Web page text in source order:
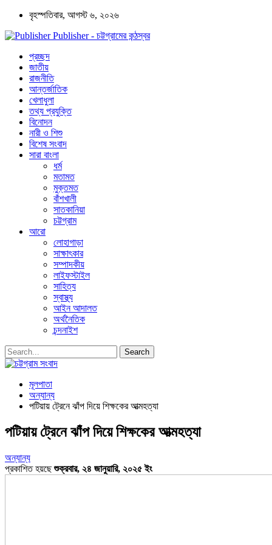
বৃহস্পতিবার, আগস্ট ৬, ২০২৬
Publisher - চট্টগ্রামের কন্ঠস্বর
প্রচ্ছদ
জাতীয়
রাজনীতি
আন্তর্জাতিক
খেলাধুলা
তথ্য প্রযুক্তি
বিনোদন
নারী ও শিশু
বিশেষ সংবাদ
সারা বাংলা
ধর্ম
মতামত
মুক্তমত
বাঁশখালী
সাতকানিয়া
চট্টগ্রাম
আরো
লোহাগাড়া
সাক্ষাৎকার
সম্পাদকীয়
লাইফস্টাইল
সাহিত্য
স্বাস্থ্য
আইন আদালত
অর্থনৈতিক
চন্দনাইশ
মূলপাতা
অন্যান্য
পটিয়ায় ট্রেনে ঝাঁপ দিয়ে শিক্ষকের আত্মহত্যা
পটিয়ায় ট্রেনে ঝাঁপ দিয়ে শিক্ষকের আত্মহত্যা
অন্যান্য
প্রকাশিত হয়ছেশুক্রবার, ২৪ জানুয়ারি, ২০২৫ ইং